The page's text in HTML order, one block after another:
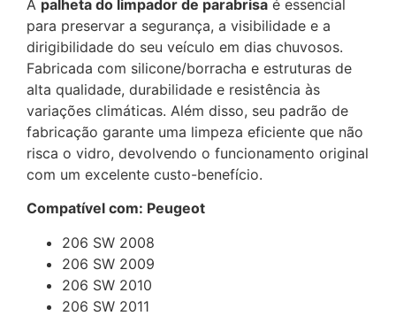
A palheta do limpador de parabrisa é essencial
para preservar a segurança, a visibilidade e a
dirigibilidade do seu veículo em dias chuvosos.
Fabricada com silicone/borracha e estruturas de
alta qualidade, durabilidade e resistência às
variações climáticas. Além disso, seu padrão de
fabricação garante uma limpeza eficiente que não
risca o vidro, devolvendo o funcionamento original
com um excelente custo-benefício.
Compatível com: Peugeot
206 SW 2008
206 SW 2009
206 SW 2010
206 SW 2011